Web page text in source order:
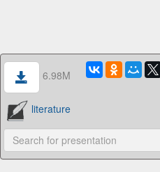
6.98M
literature